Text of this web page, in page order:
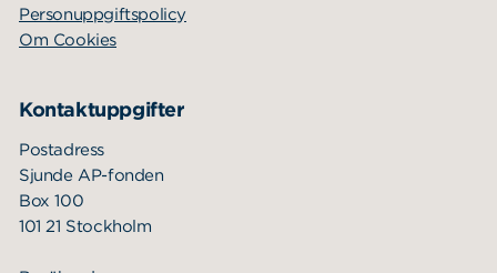
Personuppgiftspolicy
Om Cookies
Kontaktuppgifter
Postadress
Sjunde AP-fonden
Box 100
101 21 Stockholm